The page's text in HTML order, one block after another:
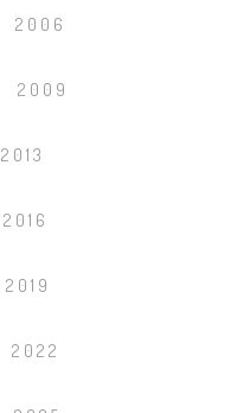
2006
2009
2013
2016
2019
2022